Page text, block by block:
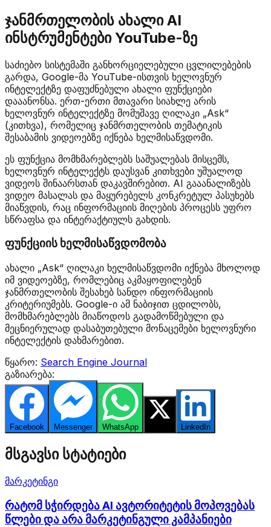
ჯანმრთელობის ახალი AI
ინსტრუმენტები YouTube-ზე
საძიებო სისტემაში განხორციელებული ცვლილებების
გარდა, Google-მა YouTube-ისთვის ხელოვნურ
ინტელექტზე დაფუძნებული ახალი ფუნქციები
დააანონსა. ერთ-ერთი მთავარი სიახლე არის
ხელოვნურ ინტელექტზე მომუშავე ღილაკი „Ask“
(კითხვა), რომელიც ჯანმრთელობის თემატიკის
შესაბამის ვიდეოებზე იქნება ხელმისაწვდომი.
ეს ფუნქცია მომხმარებლებს საშუალებას მისცემს,
ხელოვნურ ინტელექტს დაუსვან კითხვები უშუალოდ
ვიდეოს შინაარსთან დაკავშირებით. AI გააანალიზებს
ვიდეო მასალას და მაყურებელს კონკრეტულ პასუხებს
მიაწვდის, რაც ინფორმაციის მიღების პროცესს უფრო
სწრაფსა და ინტერაქტიულს გახდის.
ფუნქციის ხელმისაწვდომობა
ახალი „Ask“ ღილაკი ხელმისაწვდომი იქნება მხოლოდ
იმ ვიდეოებზე, რომლებიც აკმაყოფილებენ
ჯანმრთელობის შესახებ სანდო ინფორმაციის
კრიტერიუმებს. Google-ი ამ ნაბიჯით ცდილობს,
მომხმარებლებს მიაწოდოს გადამოწმებული და
მეცნიერულად დასაბუთებული მონაცემები ხელოვნური
ინტელექტის დახმარებით.
წყარო: Search Engine Journal
გაზიარება:
Facebook Messenger WhatsApp LinkedIn
მსგავსი სტატიები
მარკეტინგი
რატომ სჭირდება AI ავტორიტეტის მოპოვებას
წლები და არა მარკეტინგული კამპანიები